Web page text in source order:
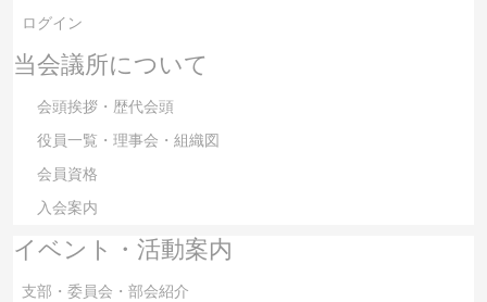
ログイン
当会議所について
会頭挨拶・歴代会頭
役員一覧・理事会・組織図
会員資格
入会案内
イベント・活動案内
支部・委員会・部会紹介